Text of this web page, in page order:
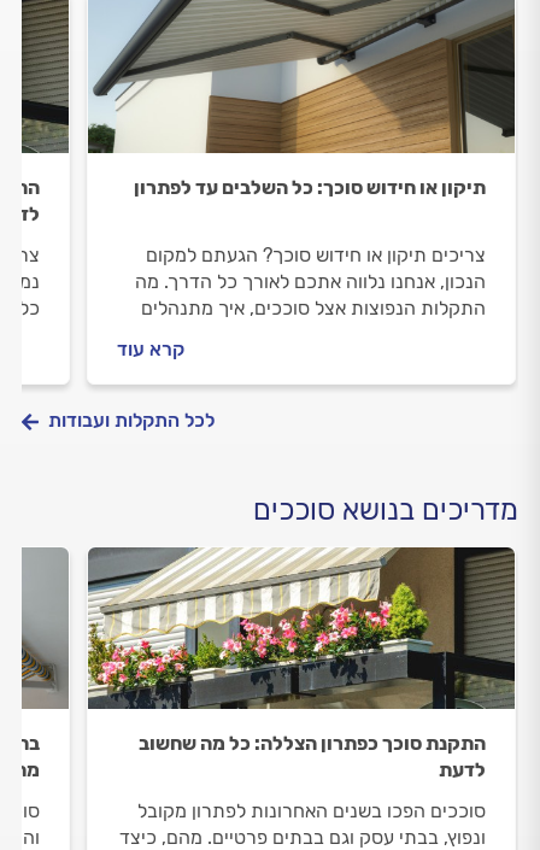
תיקון או חידוש סוכך: כל השלבים עד לפתרון
צריכים תיקון או חידוש סוכך? הגעתם למקום
הנכון, אנחנו נלווה אתכם לאורך כל הדרך. מה
התקלות הנפוצות אצל סוככים, איך מתנהלים
קרא עוד
כל
לכל התקלות ועבודות
מדריכים בנושא סוככים
התקנת סוכך כפתרון הצללה: כל מה שחשוב
לדעת
סוככים הפכו בשנים האחרונות לפתרון מקובל
ונפוץ, בבתי עסק וגם בבתים פרטיים. מהם, כיצד
והן